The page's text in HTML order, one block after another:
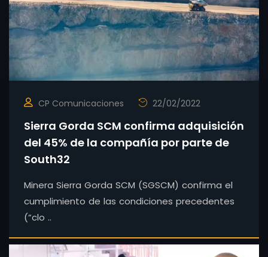
CP Comunicaciones 22/02/2022
Sierra Gorda SCM confirma adquisición
del 45% de la compañía por parte de
South32
Minera Sierra Gorda SCM (SGSCM) confirma el
cumplimiento de las condiciones precedentes
(“clo ..